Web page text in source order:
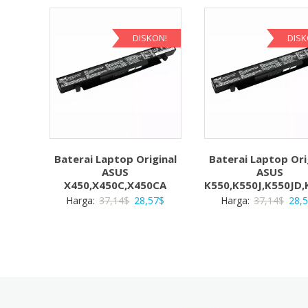
DISKON!
Baterai Laptop Original
ASUS
X450,X450C,X450CA
Harga: 37,14$ Harga
28,57$
Baterai Laptop
ASUS
Harga: 37,14$